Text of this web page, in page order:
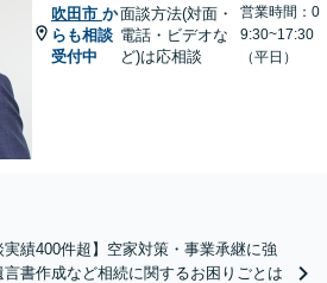
吹田市 か
らも相談
受付中
面談方法(対面・
電話・ビデオな
ど)は応相談
営業時間：0
9:30~17:30
（平日）
実績400件超】空家対策・事業承継に強
書作成など相続に関するお困りごとは